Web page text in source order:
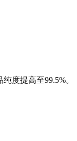
度提高至99.5%。